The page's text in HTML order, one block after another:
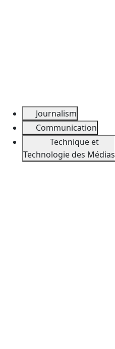
Journalism
Communication
Technique et
Technologie des Médias